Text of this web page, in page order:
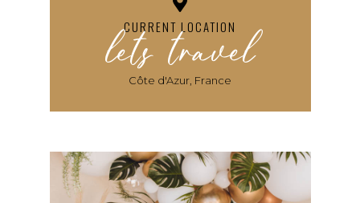
CURRENT LOCATION
lets travel
Côte d'Azur, France